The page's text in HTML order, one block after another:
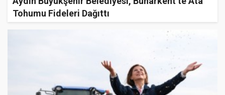
Tohumu Fideleri Dağıttı